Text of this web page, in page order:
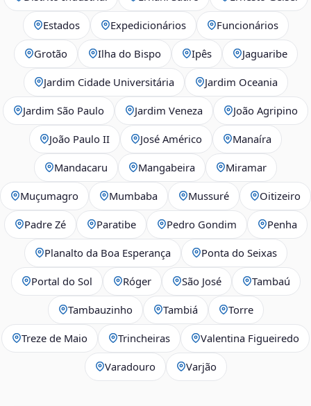
Estados Expedicionários Funcionários
Grotão Ilha do Bispo Ipês Jaguaribe
Jardim Cidade Universitária Jardim Oceania
Jardim São Paulo Jardim Veneza João Agripino
João Paulo II José Américo Manaíra
Mandacaru Mangabeira Miramar
Muçumagro Mumbaba Mussuré Oitizeiro
Padre Zé Paratibe Pedro Gondim Penha
Planalto da Boa Esperança Ponta do Seixas
Portal do Sol Róger São José Tambaú
Tambauzinho Tambiá Torre
Treze de Maio Trincheiras Valentina Figueiredo
Varadouro Varjão